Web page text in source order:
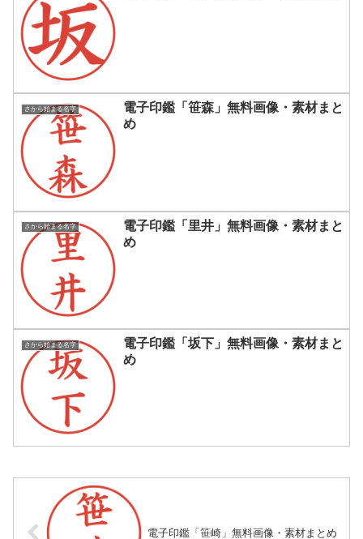
さから始まる名字
電子印鑑「笹森」無料画像・素材まと
め
さから始まる名字
電子印鑑「里井」無料画像・素材まと
め
さから始まる名字
電子印鑑「坂下」無料画像・素材まと
め
電子印鑑「笹崎」無料画像・素材まとめ